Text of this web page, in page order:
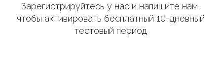
Зарегистрируйтесь у нас и напишите нам,
чтобы активировать бесплатный 10-дневный
тестовый период